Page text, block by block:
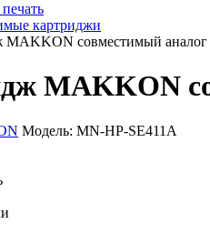
картриджи
MAKKON совместимый аналог
MAKKON
Модель: MN-HP-SE411A